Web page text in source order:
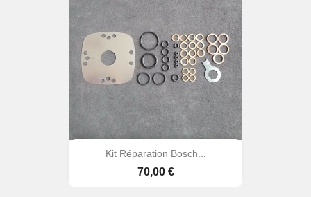
Kit Réparation Bosch...
Prix
70,00 €